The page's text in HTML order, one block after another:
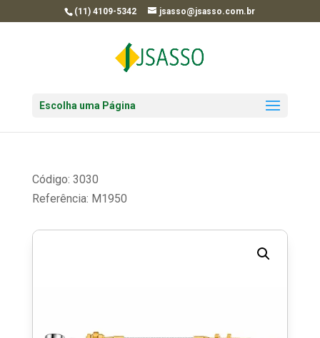
(11) 4109-5342 jsasso@jsasso.com.br
Escolha uma Página
Código: 3030
Referência: M1950